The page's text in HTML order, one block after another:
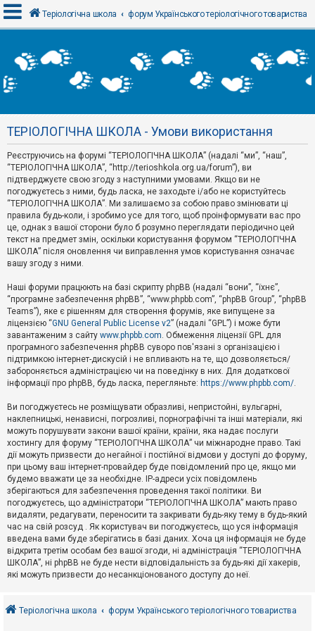
х
і
Р
є
с
т
р
а
ц
я
Т
м
и
б
е
з
в
і
д
п
о
в
д
й
А
к
т
и
в
н
т
е
м
и
о
Теріологічна школа форум Українського теріологічного товариства
ТЕРІОЛОГІЧНА ШКОЛА - Умови використання
Реєструючись на форумі “ТЕРІОЛОГІЧНА ШКОЛА” (надалі “ми”, “наш”,
“ТЕРІОЛОГІЧНА ШКОЛА”, “http://terioshkola.org.ua/forum”), ви
підтверджуєте свою згоду з наступними умовами. Якщо ви не
погоджуєтесь з ними, будь ласка, не заходьте і/або не користуйтесь
“ТЕРІОЛОГІЧНА ШКОЛА”. Ми залишаємо за собою право змінювати ці
правила будь-коли, і зробимо усе для того, щоб проінформувати вас про
це, однак з вашої сторони було б розумно переглядати періодично цей
текст на предмет змін, оскільки користування форумом “ТЕРІОЛОГІЧНА
ШКОЛА” після оновлення чи виправлення умов користування означає
вашу згоду з ними.
Наші форуми працюють на базі скрипту phpBB (надалі “вони”, “їхнє”,
“програмне забезпечення phpBB”, “www.phpbb.com”, “phpBB Group”, “phpBB
Teams”), яке є рішенням для створення форумів, яке випущене за
ліцензією “GNU General Public License v2” (надалі “GPL”) і може бути
завантаженим з сайту www.phpbb.com. Обмеження ліцензії GPL для
програмного забезпечення phpBB суворо пов'язані з організацією і
підтримкою інтернет-дискусій і не впливають на те, що дозволяється/
забороняється адміністрацією чи на поведінку в них. Для додаткової
інформації про phpBB, будь ласка, перегляньте: https://www.phpbb.com/.
Ви погоджуєтесь не розміщувати образливі, непристойні, вульгарні,
наклепницькі, ненависні, погрозливі, порнографічні та інші матеріали, які
можуть порушувати закони вашої країни, країни, яка надає послуги
хостингу для форуму “ТЕРІОЛОГІЧНА ШКОЛА” чи міжнародне право. Такі
дії можуть призвести до негайної і постійної відмови у доступі до форуму,
при цьому ваш інтернет-провайдер буде повідомлений про це, якщо ми
будемо вважати це за необхідне. IP-адреси усіх повідомлень
зберігаються для забезпечення проведення такої політики. Ви
погоджуєтесь, що адміністратори “ТЕРІОЛОГІЧНА ШКОЛА” мають право
видаляти, редагувати, переносити та закривати будь-яку тему в будь-який
час на свій розсуд . Як користувач ви погоджуєтесь, що уся інформація
введена вами буде зберігатись в базі даних. Хоча ця інформація не буде
відкрита третім особам без вашої згоди, ні адміністрація “ТЕРІОЛОГІЧНА
ШКОЛА”, ні phpBB не буде нести відповідальність за будь-які дії хакерів,
які можуть призвести до несанкціонованого доступу до неї.
Теріологічна школа форум Українського теріологічного товариства